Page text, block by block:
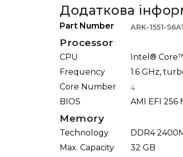
Додаткова
Part Number ARK-1551-S6A1
Processor
CPU Intel®
Frequency
1.6 GHz,
Core Number
4
BIOS AMI EFI 256
Memory
Technology DDR4
Max. Capacity
32 GB